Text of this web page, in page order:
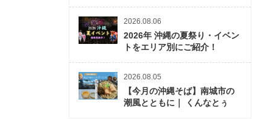
2026.08.06
2026年 沖縄の夏祭り・イベン
トをエリア別にご紹介！
2026.08.05
【今月の沖縄そば】南城市の
潮風とともに｜ くんなとぅ